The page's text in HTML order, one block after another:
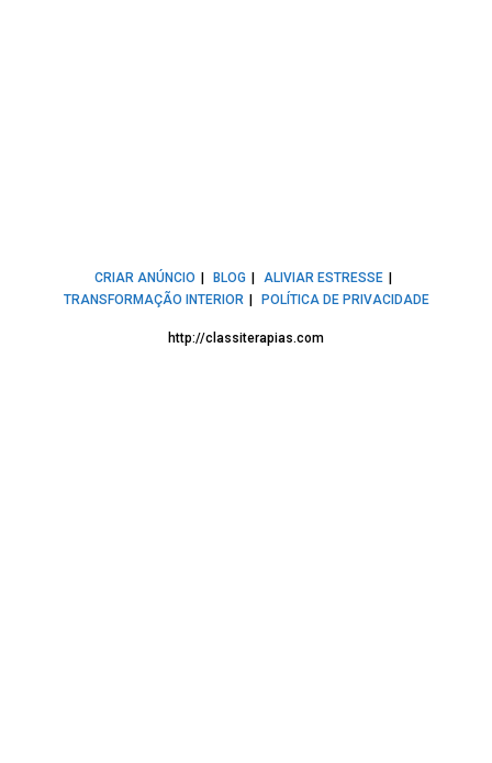
CRIAR ANÚNCIO BLOG
ALIVIAR ESTRESSE
TRANSFORMAÇÃO INTERIOR
POLÍTICA DE PRIVACIDADE
http://classiterapias.com